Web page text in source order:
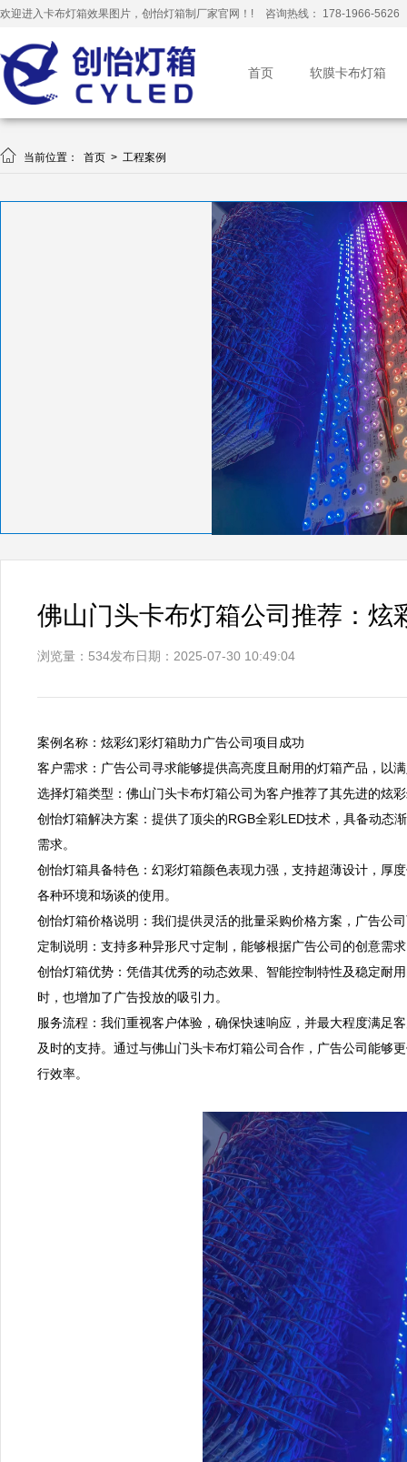
欢迎进入卡布灯箱效果图片，创怡灯箱制厂家官网！! 咨询热线： 178-1966-5626
首页 软膜卡布灯箱
 当前位置： 首页 > 工程案例
佛山门头卡布灯箱公司推荐：炫
浏览量：534发布日期：2025-07-30 10:49:04
案例名称：炫彩幻彩灯箱助力广告公司项目成功
客户需求：广告公司寻求能够提供高亮度且耐用的灯箱产品，以
选择灯箱类型：佛山门头卡布灯箱公司为客户推荐了其先进的
创怡灯箱解决方案：提供了顶尖的RGB全彩LED技术，具备动态
需求。
创怡灯箱具备特色：幻彩灯箱颜色表现力强，支持超薄设计，厚
各种环境和场谈的使用。
创怡灯箱价格说明：我们提供灵活的批量采购价格方案，广告
定制说明：支持多种异形尺寸定制，能够根据广告公司的创意需
创怡灯箱优势：凭借其优秀的动态效果、智能控制特性及稳定耐
时，也增加了广告投放的吸引力。
服务流程：我们重视客户体验，确保快速响应，并最大程度满足
及时的支持。通过与佛山门头卡布灯箱公司合作，广告公司能够
行效率。